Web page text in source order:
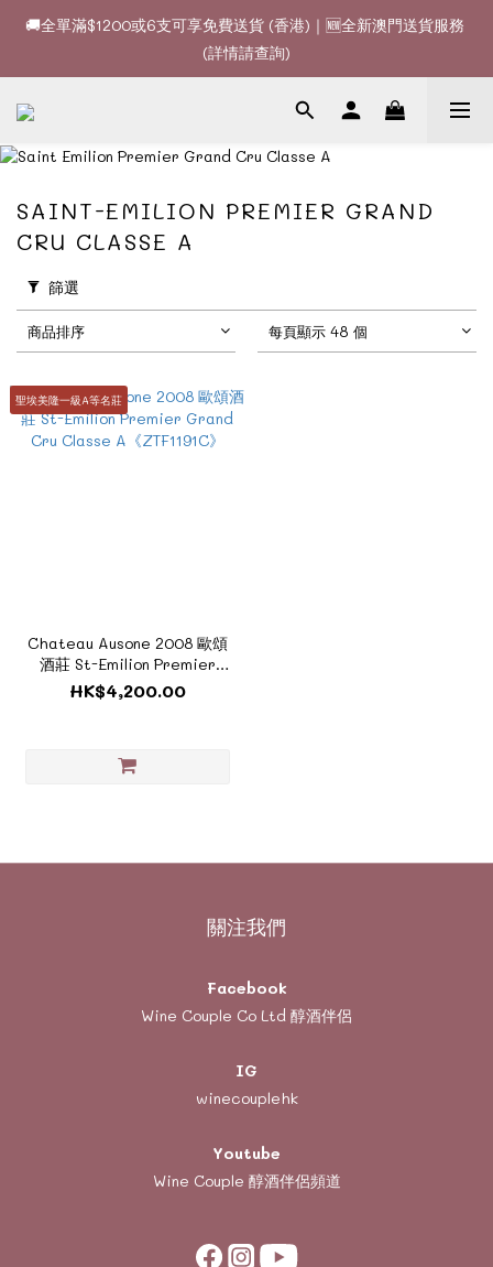
🚚全單滿$1200或6支可享免費送貨 (香港)｜🆕全新澳門送貨服務
(詳情請查詢)
🚚全單滿$1200或6支可享免費送貨 (香港)｜🆕全新澳門送貨服務
(詳情請查詢)
🍷酒款、優惠經常更新，請時刻追蹤我地😊｜🤵👰Wine Couple
(詳情請查詢)
SAINT-EMILION PREMIER GRAND
CRU CLASSE A
篩選
商品排序 每頁顯示 48 個
聖埃美隆一級A等名莊
Chateau Ausone 2008 歐頌
酒莊 St-Emilion Premier
Grand Cru Classe
A《ZTF1191C》
HK$4,200.00
關注我們
Facebook
Wine Couple Co Ltd 醇酒伴侶
IG
winecouplehk
Youtube
Wine Couple 醇酒伴侶頻道